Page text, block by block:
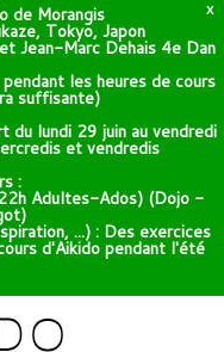
X
de Morangis
Tokyo, Japon
Jean-Marc Dehais 4e Dan
les heures de cours
suffisante)
du lundi 29 juin au vendredi
et vendredis
:
Adultes-Ados) (Dojo -
...) : Des exercices
d'Aikido pendant l'été